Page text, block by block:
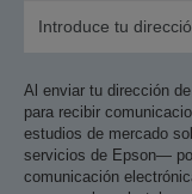
Al enviar tu dirección
para recibir
estudios de mercado
servicios de Epson—
comunicación